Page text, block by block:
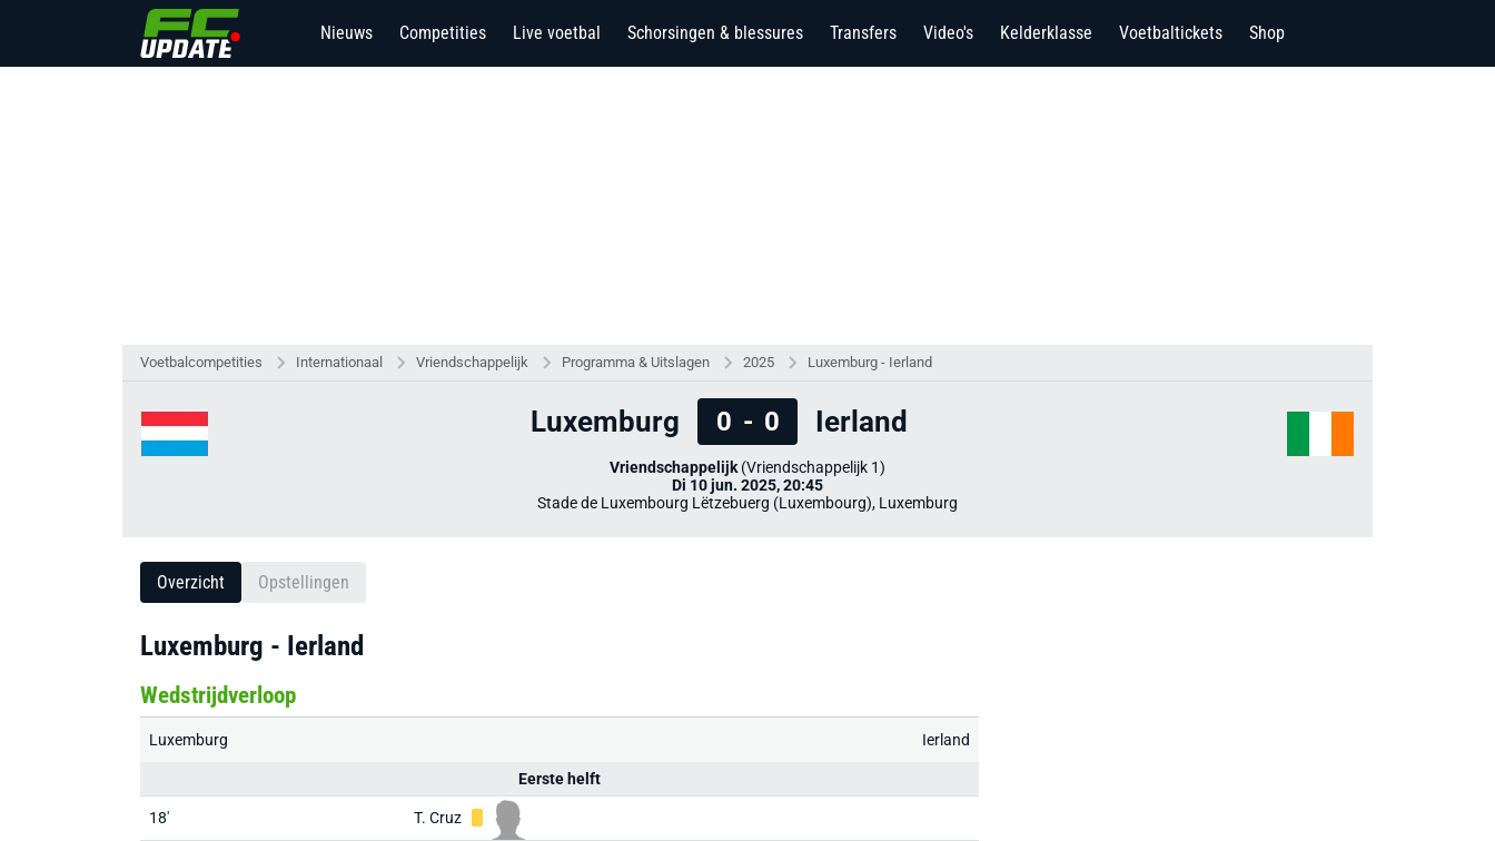
Nieuws Competities Live voetbal Schorsingen & blessures Transfers Video's Kelderklasse Voetbaltickets Shop
Voetbalcompetities Internationaal Vriendschappelijk Programma & Uitslagen 2025 Luxemburg - Ierland
Luxemburg 0 - 0 Ierland
Vriendschappelijk (Vriendschappelijk 1)
Di 10 jun. 2025, 20:45
Stade de Luxembourg Lëtzebuerg (Luxembourg), Luxemburg
Overzicht Opstellingen
Luxemburg - Ierland
Wedstrijdverloop
Luxemburg Ierland
Eerste helft
18' T. Cruz